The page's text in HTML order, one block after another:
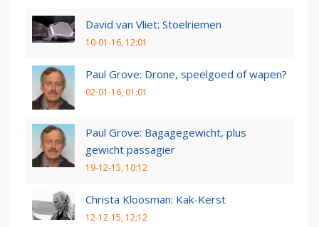
David van Vliet: Stoelriemen
10-01-16, 12:01
Paul Grove: Drone, speelgoed of wapen?
02-01-16, 01:01
Paul Grove: Bagagegewicht, plus
gewicht passagier
19-12-15, 10:12
Christa Kloosman: Kak-Kerst
12-12-15, 12:12